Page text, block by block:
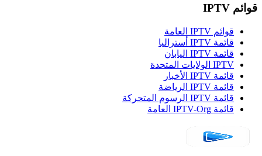
قوائم IPTV
قوائم IPTV العامة
قائمة IPTV أستراليا
قائمة IPTV اليابان
IPTV الولايات المتحدة
قائمة IPTV الأخبار
قائمة IPTV الرياضة
قائمة IPTV الرسوم المتحركة
قائمة IPTV-Org العامة